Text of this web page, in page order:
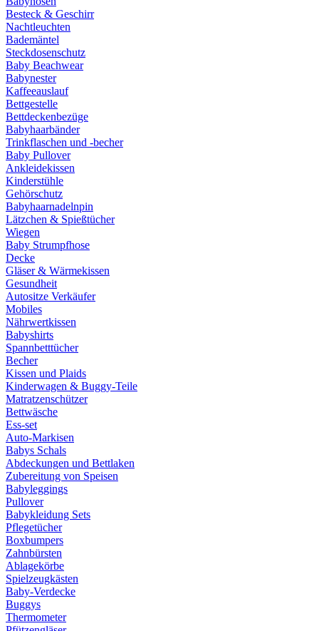
Besteck & Geschirr
Nachtleuchten
Bademäntel
Steckdosenschutz
Baby Beachwear
Babynester
Kaffeeauslauf
Bettgestelle
Bettdeckenbezüge
Babyhaarbänder
Trinkflaschen und -becher
Baby Pullover
Ankleidekissen
Kinderstühle
Gehörschutz
Babyhaarnadelnpin
Lätzchen & Spießtücher
Wiegen
Baby Strumpfhose
Decke
Gläser & Wärmekissen
Gesundheit
Autositze Verkäufer
Mobiles
Nährwertkissen
Babyshirts
Spannbetttücher
Becher
Kissen und Plaids
Kinderwagen & Buggy-Teile
Matratzenschützer
Bettwäsche
Ess-set
Auto-Markisen
Babys Schals
Abdeckungen und Bettlaken
Zubereitung von Speisen
Babyleggings
Pullover
Babykleidung Sets
Pflegetücher
Boxbumpers
Zahnbürsten
Ablagekörbe
Spielzeugkästen
Baby-Verdecke
Buggys
Thermometer